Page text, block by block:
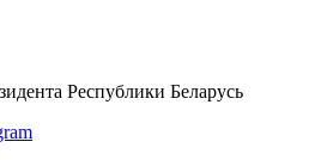
Республики Беларусь